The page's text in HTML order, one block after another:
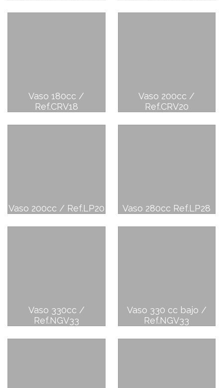
Vaso 180cc /
Ref.CRV18
Vaso 200cc /
Ref.CRV20
Vaso 200cc / Ref.LP20 Vaso 280cc Ref.LP28
Vaso 330cc /
Ref.NGV33
Vaso 330 cc bajo /
Ref.NGV33